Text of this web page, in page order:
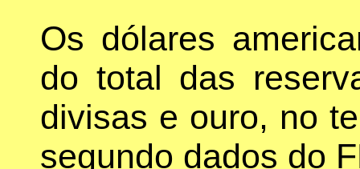
Os dólares
do total das
divisas e ouro, no
segundo dados do